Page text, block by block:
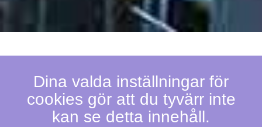
Dina valda inställningar för
cookies gör att du tyvärr inte
kan se detta innehåll.